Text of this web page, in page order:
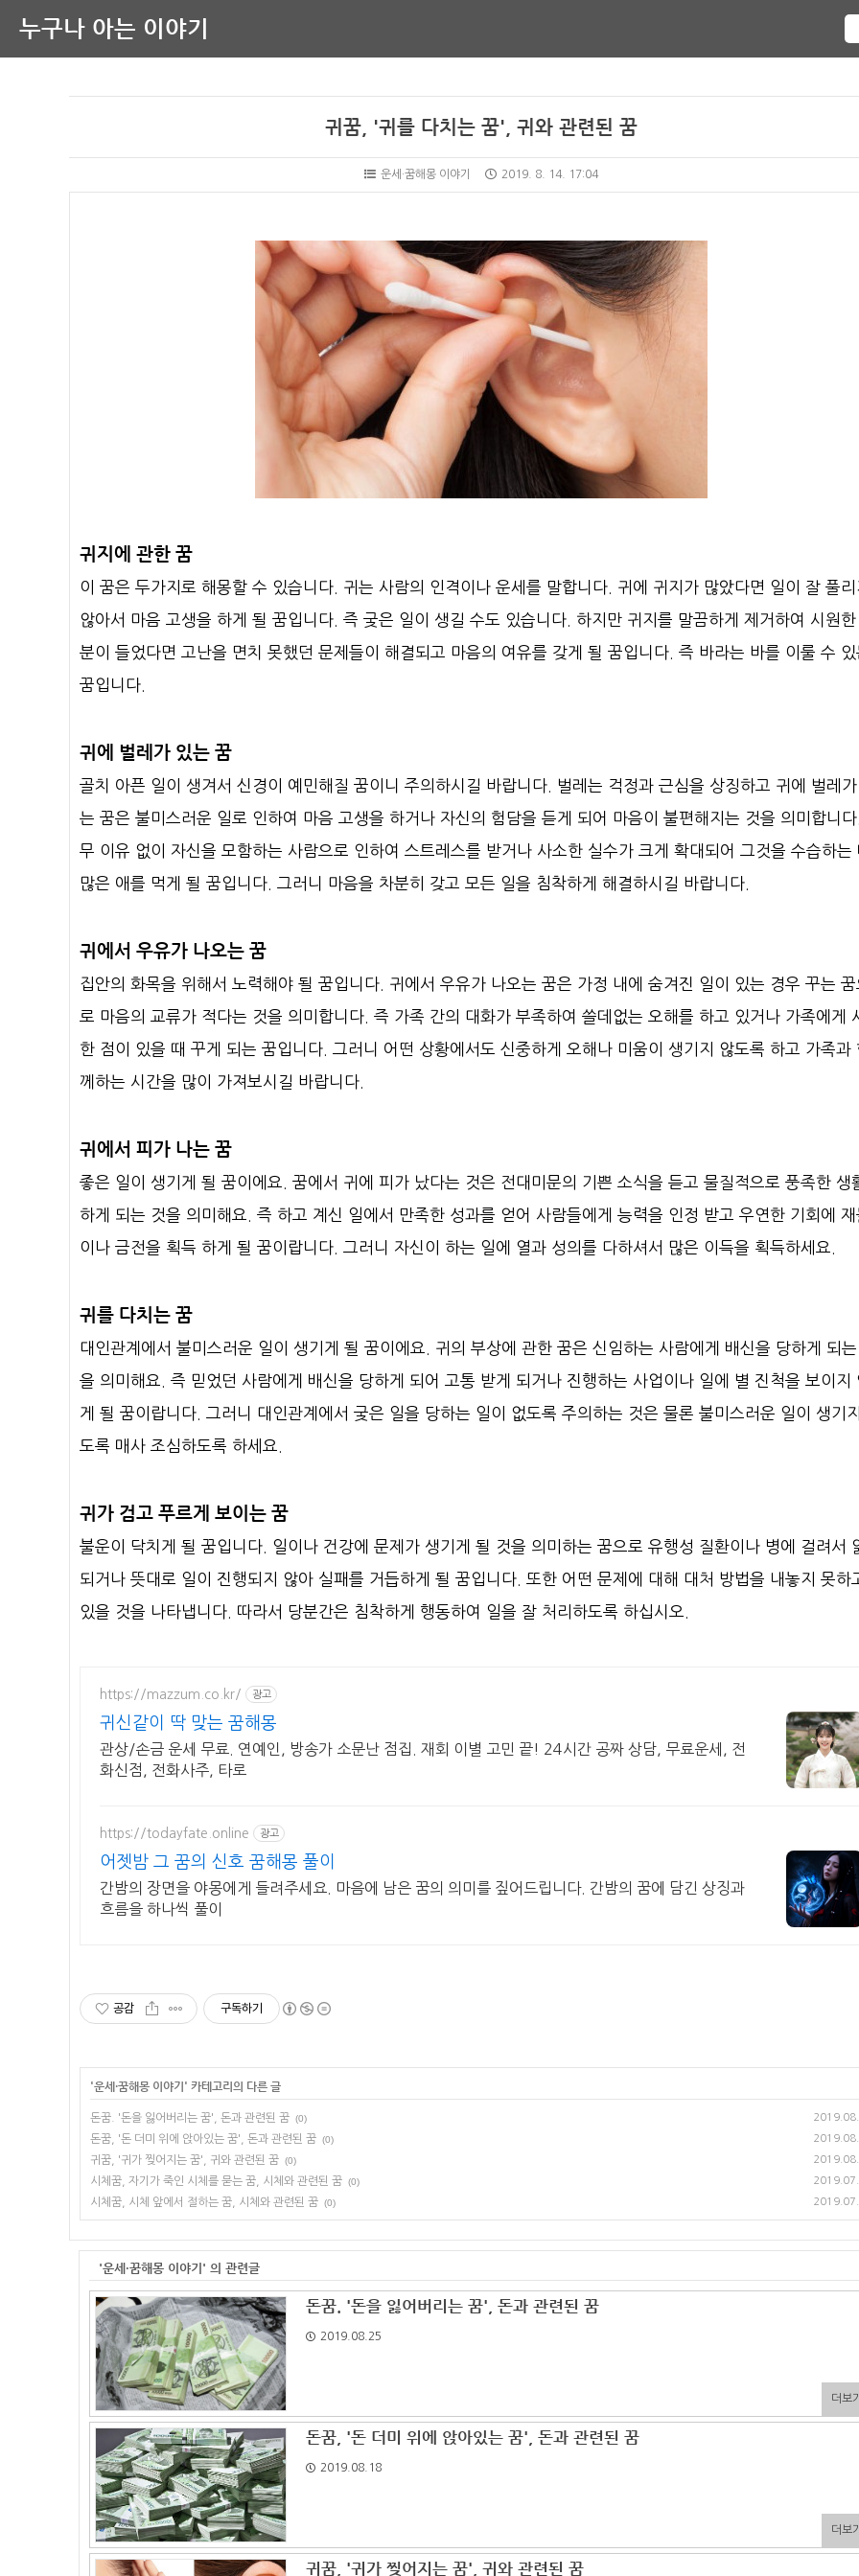
누구나 아는 이야기
귀꿈, '귀를 다치는 꿈', 귀와 관련된 꿈
운세·꿈해몽 이야기 2019. 8. 14. 17:04
귀지에 관한 꿈
이 꿈은 두가지로 해몽할 수 있습니다. 귀는 사람의 인격이나 운세를 말합니다. 귀에 귀지가 많았다면 일이 잘 풀리
않아서 마음 고생을 하게 될 꿈입니다. 즉 궂은 일이 생길 수도 있습니다. 하지만 귀지를 말끔하게 제거하여 시원한
분이 들었다면 고난을 면치 못했던 문제들이 해결되고 마음의 여유를 갖게 될 꿈입니다. 즉 바라는 바를 이룰 수 있
꿈입니다.
귀에 벌레가 있는 꿈
골치 아픈 일이 생겨서 신경이 예민해질 꿈이니 주의하시길 바랍니다. 벌레는 걱정과 근심을 상징하고 귀에 벌레
는 꿈은 불미스러운 일로 인하여 마음 고생을 하거나 자신의 험담을 듣게 되어 마음이 불편해지는 것을 의미합니
무 이유 없이 자신을 모함하는 사람으로 인하여 스트레스를 받거나 사소한 실수가 크게 확대되어 그것을 수습하는
많은 애를 먹게 될 꿈입니다. 그러니 마음을 차분히 갖고 모든 일을 침착하게 해결하시길 바랍니다.
귀에서 우유가 나오는 꿈
집안의 화목을 위해서 노력해야 될 꿈입니다. 귀에서 우유가 나오는 꿈은 가정 내에 숨겨진 일이 있는 경우 꾸는 꿈
로 마음의 교류가 적다는 것을 의미합니다. 즉 가족 간의 대화가 부족하여 쓸데없는 오해를 하고 있거나 가족에게
한 점이 있을 때 꾸게 되는 꿈입니다. 그러니 어떤 상황에서도 신중하게 오해나 미움이 생기지 않도록 하고 가족과
께하는 시간을 많이 가져보시길 바랍니다.
귀에서 피가 나는 꿈
좋은 일이 생기게 될 꿈이에요. 꿈에서 귀에 피가 났다는 것은 전대미문의 기쁜 소식을 듣고 물질적으로 풍족한 생
하게 되는 것을 의미해요. 즉 하고 계신 일에서 만족한 성과를 얻어 사람들에게 능력을 인정 받고 우연한 기회에 재
이나 금전을 획득 하게 될 꿈이랍니다. 그러니 자신이 하는 일에 열과 성의를 다하셔서 많은 이득을 획득하세요.
귀를 다치는 꿈
대인관계에서 불미스러운 일이 생기게 될 꿈이에요. 귀의 부상에 관한 꿈은 신임하는 사람에게 배신을 당하게 되는
을 의미해요. 즉 믿었던 사람에게 배신을 당하게 되어 고통 받게 되거나 진행하는 사업이나 일에 별 진척을 보이지
게 될 꿈이랍니다. 그러니 대인관계에서 궂은 일을 당하는 일이 없도록 주의하는 것은 물론 불미스러운 일이 생기
도록 매사 조심하도록 하세요.
귀가 검고 푸르게 보이는 꿈
불운이 닥치게 될 꿈입니다. 일이나 건강에 문제가 생기게 될 것을 의미하는 꿈으로 유행성 질환이나 병에 걸려서
되거나 뜻대로 일이 진행되지 않아 실패를 거듭하게 될 꿈입니다. 또한 어떤 문제에 대해 대처 방법을 내놓지 못하
있을 것을 나타냅니다. 따라서 당분간은 침착하게 행동하여 일을 잘 처리하도록 하십시오.
https://mazzum.co.kr/ 광고
귀신같이 딱 맞는 꿈해몽
관상/손금 운세 무료. 연예인, 방송가 소문난 점집. 재회 이별 고민 끝! 24시간 공짜 상담, 무료운세, 전
화신점, 전화사주, 타로
https://todayfate.online 광고
어젯밤 그 꿈의 신호 꿈해몽 풀이
간밤의 장면을 야몽에게 들려주세요. 마음에 남은 꿈의 의미를 짚어드립니다. 간밤의 꿈에 담긴 상징과
흐름을 하나씩 풀이
공감 구독하기
'운세·꿈해몽 이야기 ' 카테고리의 다른 글
돈꿈. '돈을 잃어버리는 꿈', 돈과 관련된 꿈 (0)
돈꿈, '돈 더미 위에 앉아있는 꿈', 돈과 관련된 꿈 (0)
귀꿈, '귀가 찢어지는 꿈', 귀와 관련된 꿈 (0)
시체꿈, 자기가 죽인 시체를 묻는 꿈, 시체와 관련된 꿈 (0)
시체꿈, 시체 앞에서 절하는 꿈, 시체와 관련된 꿈 (0)
'운세·꿈해몽 이야기' 의 관련글
돈꿈. '돈을 잃어버리는 꿈', 돈과 관련된 꿈
2019.08.25
더보기
돈꿈, '돈 더미 위에 앉아있는 꿈', 돈과 관련된 꿈
2019.08.18
더보기
귀꿈, '귀가 찢어지는 꿈', 귀와 관련된 꿈